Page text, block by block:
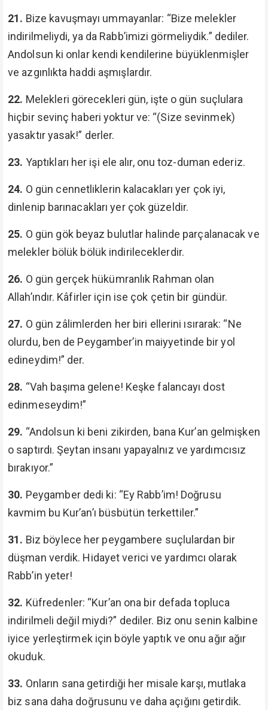
21. Bize kavuşmayı ummayanlar: “Bize melekler
indirilmeliydi, ya da Rabb’imizi görmeliydik.” dediler.
Andolsun ki onlar kendi kendilerine büyüklenmişler
ve azgınlıkta haddi aşmışlardır.
22. Melekleri görecekleri gün, işte o gün suçlulara
hiçbir sevinç haberi yoktur ve: “(Size sevinmek)
yasaktır yasak!” derler.
23. Yaptıkları her işi ele alır, onu toz-duman ederiz.
24. O gün cennetliklerin kalacakları yer çok iyi,
dinlenip barınacakları yer çok güzeldir.
25. O gün gök beyaz bulutlar halinde parçalanacak ve
melekler bölük bölük indirileceklerdir.
26. O gün gerçek hükümranlık Rahman olan
Allah’ındır. Kâfirler için ise çok çetin bir gündür.
27. O gün zâlimlerden her biri ellerini ısırarak: “Ne
olurdu, ben de Peygamber’in maiyyetinde bir yol
edineydim!” der.
28. “Vah başıma gelene! Keşke falancayı dost
edinmeseydim!”
29. “Andolsun ki beni zikirden, bana Kur’an gelmişken
o saptırdı. Şeytan insanı yapayalnız ve yardımcısız
bırakıyor.”
30. Peygamber dedi ki: “Ey Rabb’im! Doğrusu
kavmim bu Kur’an’ı büsbütün terkettiler.”
31. Biz böylece her peygambere suçlulardan bir
düşman verdik. Hidayet verici ve yardımcı olarak
Rabb’in yeter!
32. Küfredenler: “Kur’an ona bir defada topluca
indirilmeli değil miydi?” dediler. Biz onu senin kalbine
iyice yerleştirmek için böyle yaptık ve onu ağır ağır
okuduk.
33. Onların sana getirdiği her misale karşı, mutlaka
biz sana daha doğrusunu ve daha açığını getirdik.